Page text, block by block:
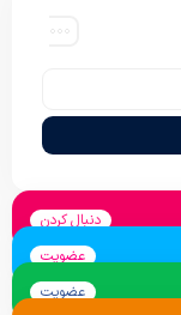
دنبال کردن
عضویت
عضویت